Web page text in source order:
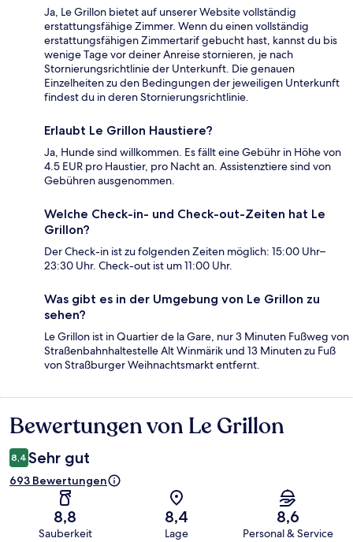
Ja, Le Grillon bietet auf unserer Website vollständig
erstattungsfähige Zimmer. Wenn du einen vollständig
erstattungsfähigen Zimmertarif gebucht hast, kannst du bis
wenige Tage vor deiner Anreise stornieren, je nach
Stornierungsrichtlinie der Unterkunft. Die genauen
Einzelheiten zu den Bedingungen der jeweiligen Unterkunft
findest du in deren Stornierungsrichtlinie.
Erlaubt Le Grillon Haustiere?
Ja, Hunde sind willkommen. Es fällt eine Gebühr in Höhe von
4.5 EUR pro Haustier, pro Nacht an. Assistenztiere sind von
Gebühren ausgenommen.
Welche Check-in- und Check-out-Zeiten hat Le
Grillon?
Der Check-in ist zu folgenden Zeiten möglich: 15:00 Uhr–
23:30 Uhr. Check-out ist um 11:00 Uhr.
Was gibt es in der Umgebung von Le Grillon zu
sehen?
Le Grillon ist in Quartier de la Gare, nur 3 Minuten Fußweg von
Straßenbahnhaltestelle Alt Winmärik und 13 Minuten zu Fuß
von Straßburger Weihnachtsmarkt entfernt.
Bewertungen
Bewertungen von Le Grillon
8,4 Sehr gut
693 Bewertungen
8,8
Sauberkeit
8,4
Lage
8,6
Personal & Service